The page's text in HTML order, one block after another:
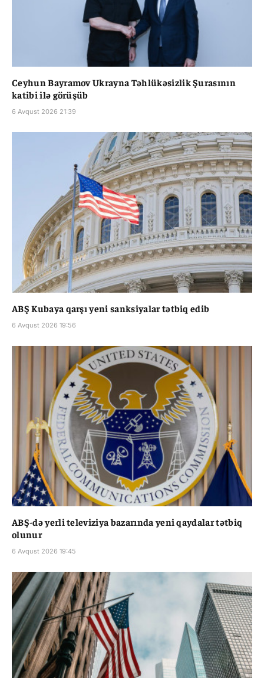
Ceyhun Bayramov Ukrayna Təhlükəsizlik Şurasının
katibi ilə görüşüb
6 Avqust 2026 21:39
ABŞ Kubaya qarşı yeni sanksiyalar tətbiq edib
6 Avqust 2026 19:56
ABŞ-də yerli televiziya bazarında yeni qaydalar tətbiq
olunur
6 Avqust 2026 19:45